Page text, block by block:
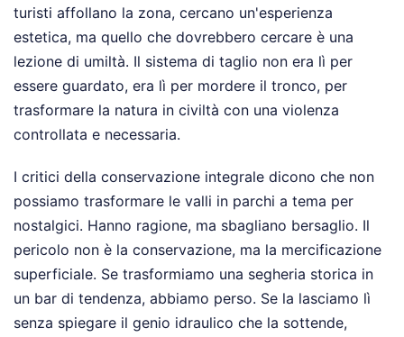
turisti affollano la zona, cercano un'esperienza
estetica, ma quello che dovrebbero cercare è una
lezione di umiltà. Il sistema di taglio non era lì per
essere guardato, era lì per mordere il tronco, per
trasformare la natura in civiltà con una violenza
controllata e necessaria.
I critici della conservazione integrale dicono che non
possiamo trasformare le valli in parchi a tema per
nostalgici. Hanno ragione, ma sbagliano bersaglio. Il
pericolo non è la conservazione, ma la mercificazione
superficiale. Se trasformiamo una segheria storica in
un bar di tendenza, abbiamo perso. Se la lasciamo lì
senza spiegare il genio idraulico che la sottende,